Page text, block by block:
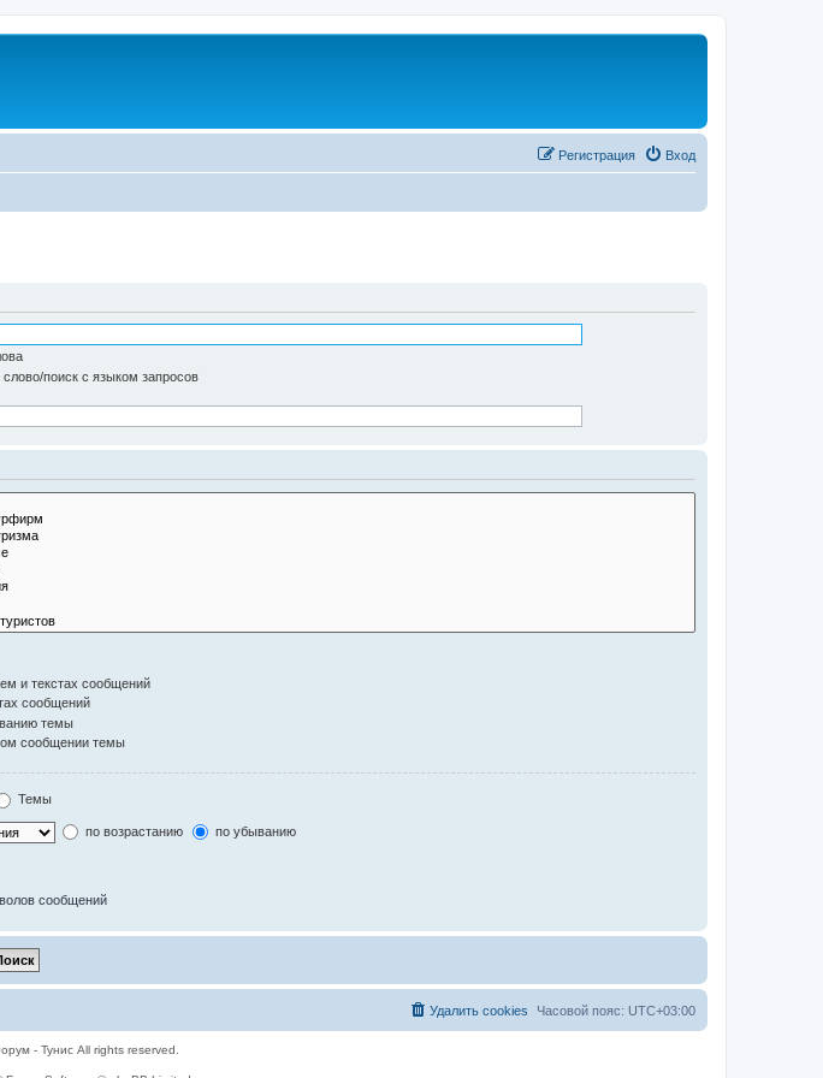
Вход
Регистрация
поиск с языком запросов
и текстах сообщений
сообщений
темы
сообщении темы
Темы
по возрастанию по убыванию
сообщений
Часовой пояс: UTC+03:00
Удалить cookies
- Тунис All rights reserved.